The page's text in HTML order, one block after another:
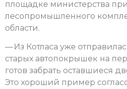
площадке министерства
лесопромышленного
области.
— Из Котласа уже
старых автопокрышек на
готов забрать оставшиеся
Это хороший пример